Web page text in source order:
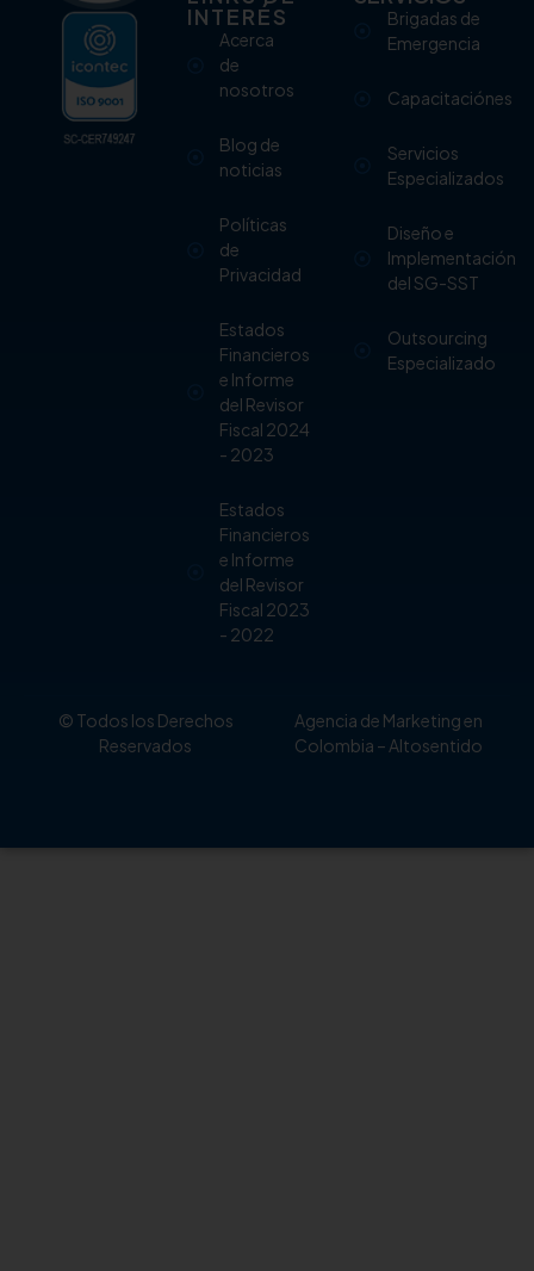
INTERÉS
Acerca
de
nosotros
Blog de
noticias
Políticas
de
Privacidad
Estados
Financieros
e Informe
del Revisor
Fiscal 2024
- 2023
Estados
Financieros
e Informe
del Revisor
Fiscal 2023
- 2022
Brigadas de
Emergencia
Capacitaciónes
Servicios
Especializados
Diseño e
Implementación
del SG-SST
Outsourcing
Especializado
© Todos los Derechos
Reservados
Agencia de Marketing en
Colombia – Altosentido